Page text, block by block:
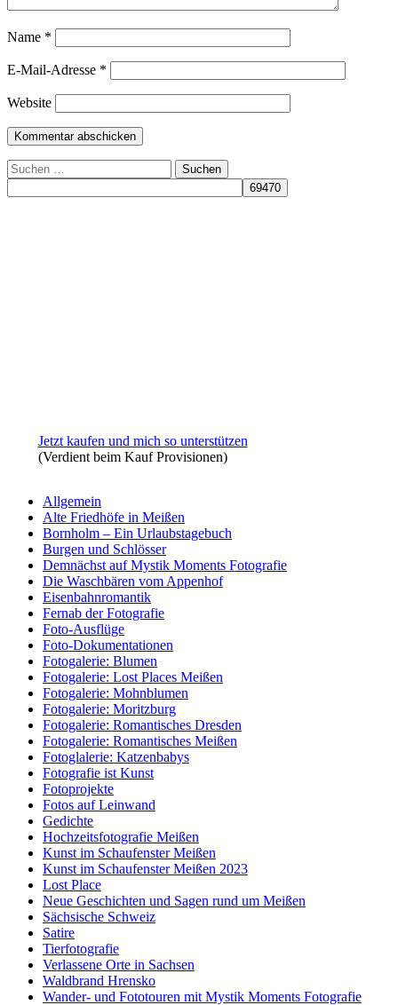
Name *
E-Mail-Adresse *
Website
Suchen
nach:
Jetzt kaufen und mich so unterstützen
(Verdient beim Kauf Provisionen)
Allgemein
Alte Friedhöfe in Meißen
Bornholm – Ein Urlaubstagebuch
Burgen und Schlösser
Demnächst auf Mystik Moments Fotografie
Die Waschbären vom Appenhof
Eisenbahnromantik
Fernab der Fotografie
Foto-Ausflüge
Foto-Dokumentationen
Fotogalerie: Blumen
Fotogalerie: Lost Places Meißen
Fotogalerie: Mohnblumen
Fotogalerie: Moritzburg
Fotogalerie: Romantisches Dresden
Fotogalerie: Romantisches Meißen
Fotoglalerie: Katzenbabys
Fotografie ist Kunst
Fotoprojekte
Fotos auf Leinwand
Gedichte
Hochzeitsfotografie Meißen
Kunst im Schaufenster Meißen
Kunst im Schaufenster Meißen 2023
Lost Place
Neue Geschichten und Sagen rund um Meißen
Sächsische Schweiz
Satire
Tierfotografie
Verlassene Orte in Sachsen
Waldbrand Hrensko
Wander- und Fototouren mit Mystik Moments Fotografie